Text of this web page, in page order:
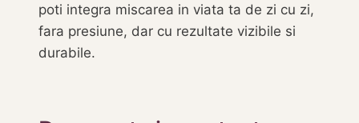
poti integra miscarea in viata ta de zi cu zi,
fara presiune, dar cu rezultate vizibile si
durabile.